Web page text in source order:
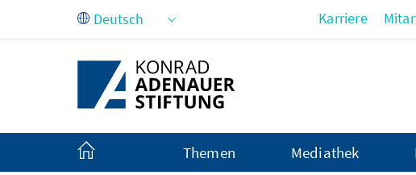
Zum Hauptinhalt springen Karriere
Themen Mediathek